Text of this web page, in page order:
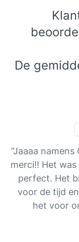
De
“Jaaaa
merci!! Het
perfect. Het
voor de tijd
het voor